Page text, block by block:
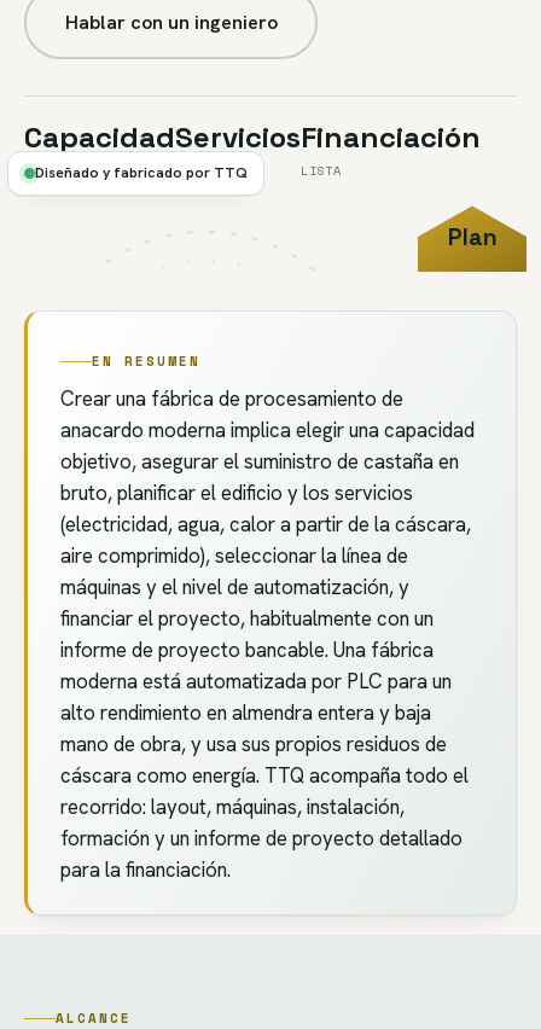
Hablar con un ingeniero
Capacidad
PLANIFICACIÓN
Servicios
Y LAYOUT
Financiación
LISTA
FIG.P4
Plan
Diseñado y fabricado por TTQ
EN RESUMEN
Crear una fábrica de procesamiento de
anacardo moderna implica elegir una capacidad
objetivo, asegurar el suministro de castaña en
bruto, planificar el edificio y los servicios
(electricidad, agua, calor a partir de la cáscara,
aire comprimido), seleccionar la línea de
máquinas y el nivel de automatización, y
financiar el proyecto, habitualmente con un
informe de proyecto bancable. Una fábrica
moderna está automatizada por PLC para un
alto rendimiento en almendra entera y baja
mano de obra, y usa sus propios residuos de
cáscara como energía. TTQ acompaña todo el
recorrido: layout, máquinas, instalación,
formación y un informe de proyecto detallado
para la financiación.
ALCANCE